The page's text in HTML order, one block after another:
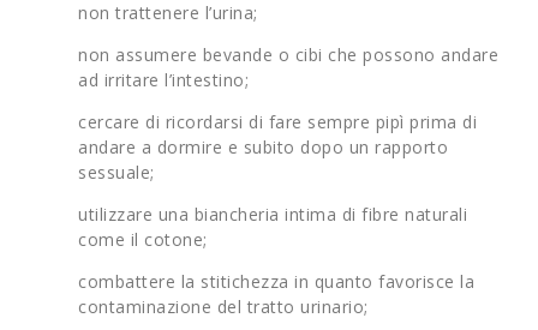
non trattenere l’urina;
non assumere bevande o cibi che possono andare
ad irritare l’intestino;
cercare di ricordarsi di fare sempre pipì prima di
andare a dormire e subito dopo un rapporto
sessuale;
utilizzare una biancheria intima di fibre naturali
come il cotone;
combattere la stitichezza in quanto favorisce la
contaminazione del tratto urinario;